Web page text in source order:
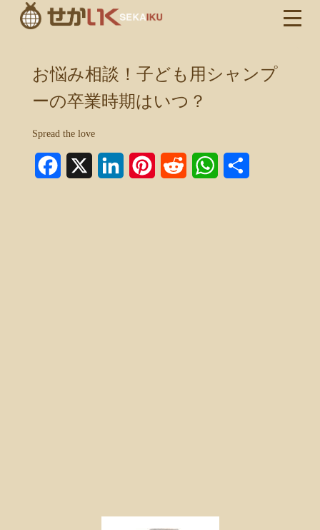
お悩み相談！子ども用シャンプ
ーの卒業時期はいつ？
Spread the love
Facebook LinkedInPinterest Reddit WhatsApp